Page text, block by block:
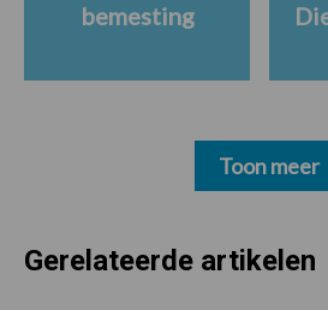
bemesting
Toon meer
Gerelateerde artikelen